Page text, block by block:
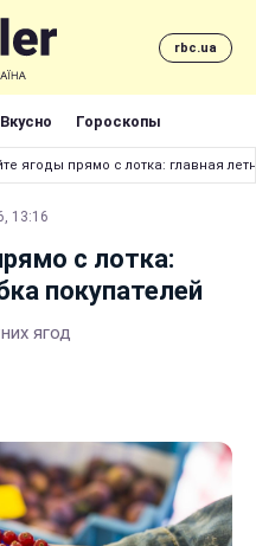
rbc.ua
Вкусно Гороскопы
ягоды прямо с лотка: главная
13:16
с лотка:
покупателей
ягод